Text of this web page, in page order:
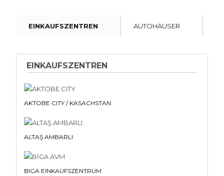
EINKAUFSZENTREN AUTOHÄUSER
EINKAUFSZENTREN
AKTOBE CITY / KASACHSTAN
ALTAŞ AMBARLI
BIGA EINKAUFSZENTRUM